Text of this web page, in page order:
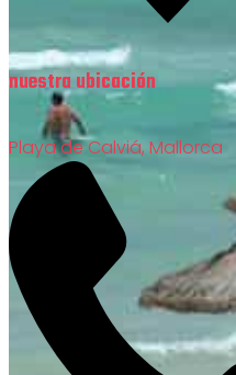
nuestra ubicación
Playa de Calviá, Mallorca